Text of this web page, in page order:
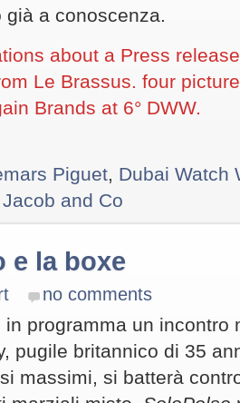
a conoscenza.
about a Press
Le Brassus. four
Brands at 6° DWW.
Piguet Dubai Watch
Jacob and Co
e la boxe
no comments
in programma un incontro
pugile britannico di 35
massimi, si batterà